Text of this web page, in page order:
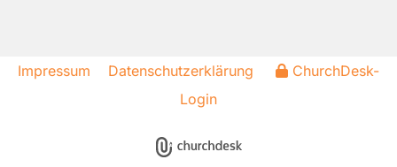
Impressum Datenschutzerklärung
ChurchDesk-
Login